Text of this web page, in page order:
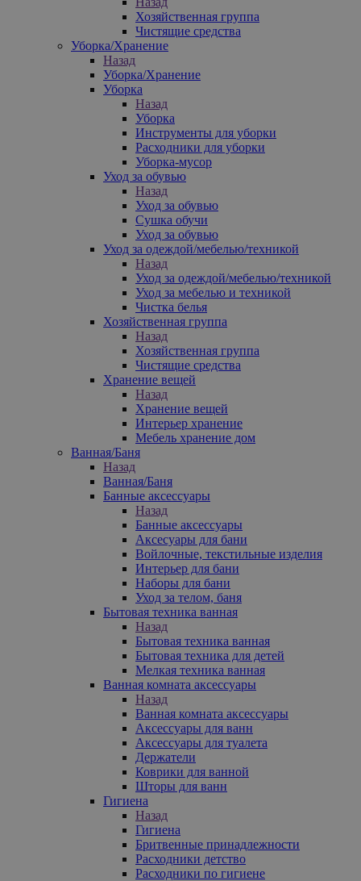
Хозяйственная группа
Чистящие средства
Уборка/Хранение
Назад
Уборка/Хранение
Уборка
Назад
Уборка
Инструменты для уборки
Расходники для уборки
Уборка-мусор
Уход за обувью
Назад
Уход за обувью
Сушка обучи
Уход за обувью
Уход за одеждой/мебелью/техникой
Назад
Уход за одеждой/мебелью/техникой
Уход за мебелью и техникой
Чистка белья
Хозяйственная группа
Назад
Хозяйственная группа
Чистящие средства
Хранение вещей
Назад
Хранение вещей
Интерьер хранение
Мебель хранение дом
Ванная/Баня
Назад
Ванная/Баня
Банные аксессуары
Назад
Банные аксессуары
Аксесуары для бани
Войлочные, текстильные изделия
Интерьер для бани
Наборы для бани
Уход за телом, баня
Бытовая техника ванная
Назад
Бытовая техника ванная
Бытовая техника для детей
Мелкая техника ванная
Ванная комната аксессуары
Назад
Ванная комната аксессуары
Аксессуары для ванн
Аксессуары для туалета
Держатели
Коврики для ванной
Шторы для ванн
Гигиена
Назад
Гигиена
Бритвенные принадлежности
Расходники детство
Расходники по гигиене